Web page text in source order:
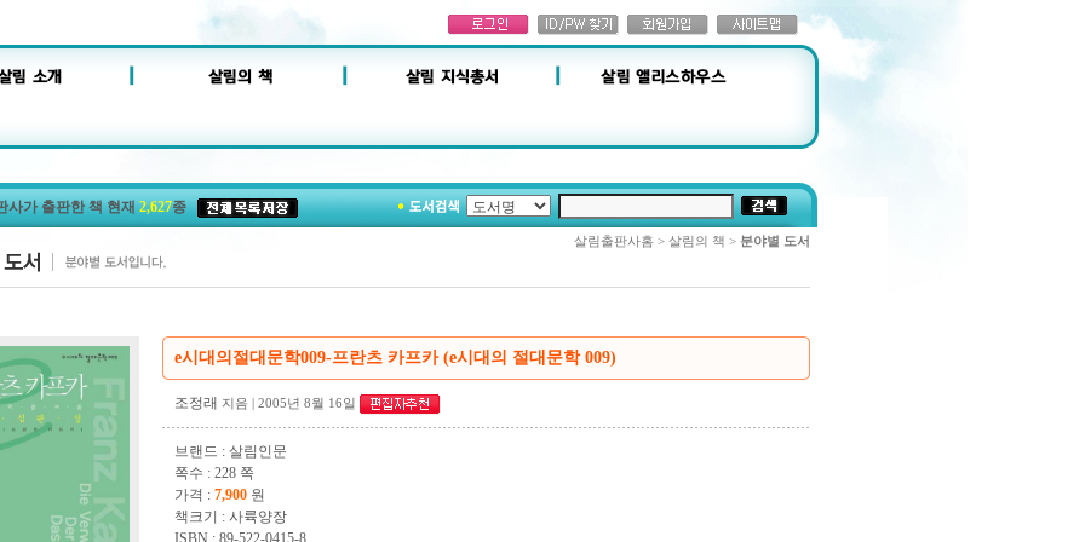
사가 출판한 책 현재2,627종
살림출판사홈 > 살림의 책 > 분야별 도서
e시대의절대문학009-프란츠 카프카 (e시대의 절대문학 009)
조정래 지음 | 2005년 8월 16일
브랜드 : 살림인문
쪽수 : 228 쪽
가격 : 7,900원
책크기 : 사륙양장
ISBN : 89-522-0415-8